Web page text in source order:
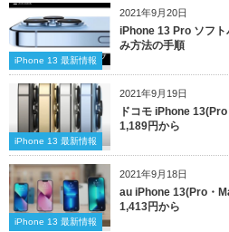
2021年9月20日
iPhone 13 最新情報
iPhone 13 Pro ソフ
み方法の手順
2021年9月19日
iPhone 13 最新情報
ドコモ iPhone
1,189円から
2021年9月18日
iPhone 13 最新情報
au iPhone 13(Pro・
1,413円から